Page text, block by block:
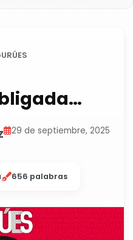
29 de septiembre, 2025
656 palabras